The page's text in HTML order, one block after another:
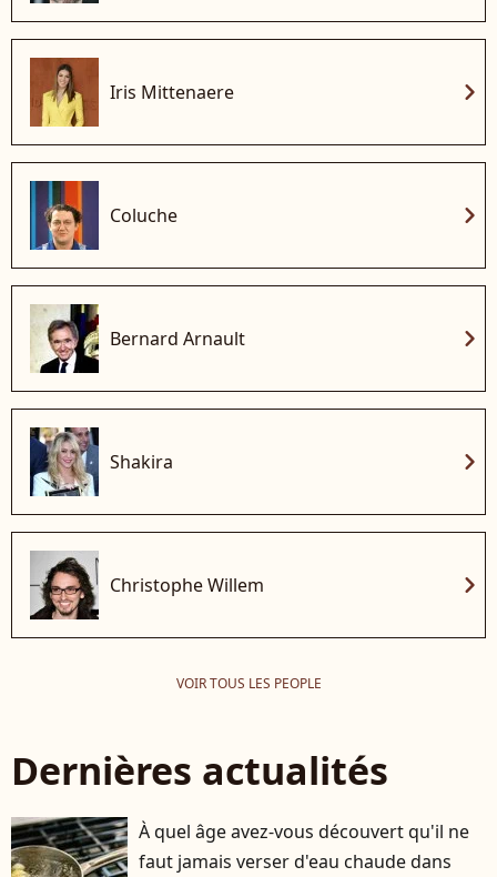
Iris Mittenaere chevron_right
Coluche chevron_right
Bernard Arnault chevron_right
Shakira chevron_right
Christophe Willem chevron_right
VOIR TOUS LES PEOPLE
Dernières actualités
À quel âge avez-vous découvert qu'il ne
faut jamais verser d'eau chaude dans